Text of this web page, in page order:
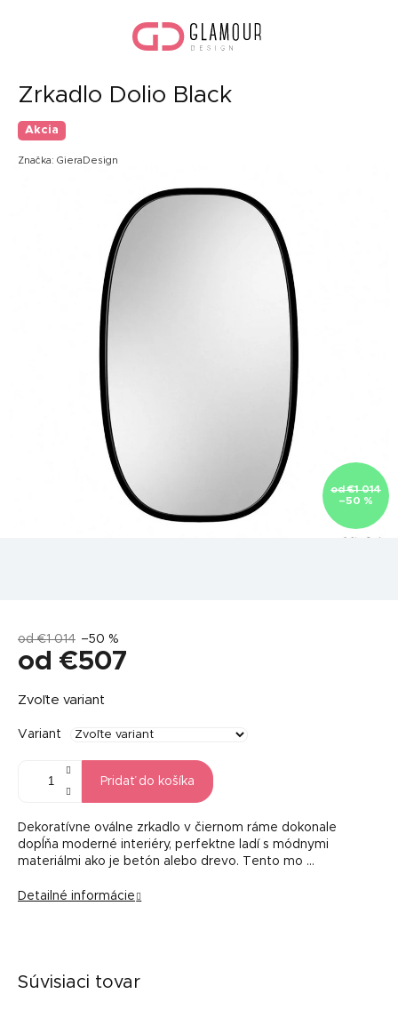
Zrkadlo Dolio Black
Akcia
Značka: GieraDesign
od €1 014
–50 %
od €1 014 –50 %
od €507
cena:
Zvoľte variant
Variant
Pridať do košíka
Dekoratívne oválne zrkadlo v čiernom ráme dokonale
dopĺňa moderné interiéry, perfektne ladí s módnymi
materiálmi ako je betón alebo drevo. Tento mo …
Detailné informácie
Súvisiaci tovar